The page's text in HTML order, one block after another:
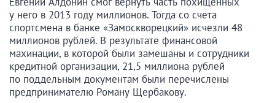
у него в 2013 году миллионов. Тогда со счета
спортсмена в банке «Замоскворецкий» исчезли 48
миллионов рублей. В результате финансовой
махинации, в которой были замешаны и сотрудники
кредитной организации, 21,5 миллиона рублей
по поддельным документам были перечислены
предпринимателю Роману Щербакову.